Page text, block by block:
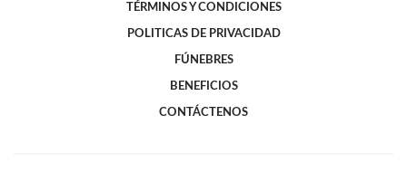
TÉRMINOS Y CONDICIONES
POLITICAS DE PRIVACIDAD
FÚNEBRES
BENEFICIOS
CONTÁCTENOS